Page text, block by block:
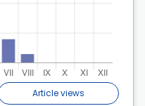
Article views